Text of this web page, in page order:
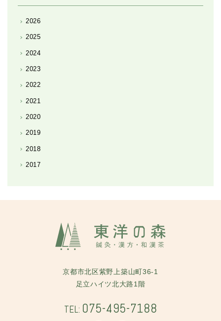
2026
2025
2024
2023
2022
2021
2020
2019
2018
2017
京都市北区紫野上築山町36-1
足立ハイツ北大路1階
TEL: 075-495-7188